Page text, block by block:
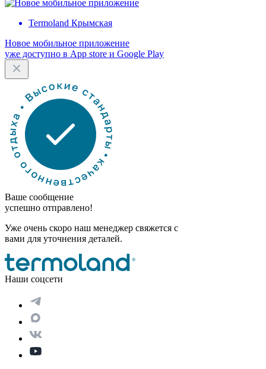
Termoland Крымская
Новое мобильное приложение
уже доступно в App store и Google Play
Ваше сообщение
успешно отправлено!
Уже очень скоро наш менеджер свяжется с
вами для уточнения деталей.
Наши соцсети